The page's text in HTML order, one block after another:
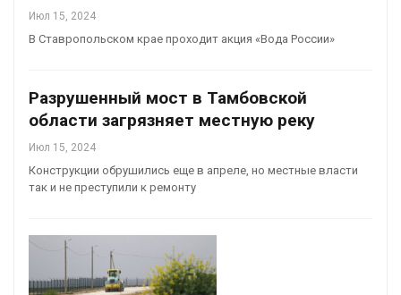
Июл 15, 2024
В Ставропольском крае проходит акция «Вода России»
Разрушенный мост в Тамбовской
области загрязняет местную реку
Июл 15, 2024
Конструкции обрушились еще в апреле, но местные власти
так и не преступили к ремонту